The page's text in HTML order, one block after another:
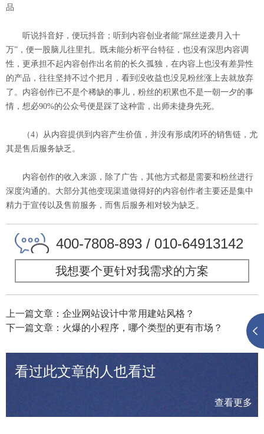
品
听说抖音好，便玩抖音；听到内容创业者能“屌丝逆袭月入十
万”，便一股脑儿往里扎。既未能分析平台特征，也没有深思内容调
性，更承担不起内容创作出名前的长久孤独，在内容上也没有差异性
的产品，往往坚持不过个把月，看到没收益也没见粉丝涨上去就放弃
了。内容创作已不是个稀缺的事儿，粉丝的积累也不是一朝一夕的事
情，想必90%的公众号便是踩了这种雷，出师未捷身先死。
（4）从内容提供到内容产生价值，并没有形成闭环的销售链，尤
其是售后服务缺乏。
内容创作的收入来源，除了广告，其他方式都是需要和粉丝进行
深度沟通的。大部分其他变现渠道做得好的内容创作者主要还是集中
精力于宣传以及售前服务，而售后服务相对较为缺乏。
400-7808-893 / 010-64913142
我想要个更针对我需求的方案
上一篇文章：企业网站设计中常用建站风格？
下一篇文章：火爆的小程序，哪个类型的更有市场？
看过此文章的人也看过
查看更多